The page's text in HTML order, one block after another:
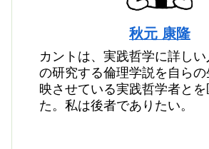
秋元 康隆
カントは、実践哲学に詳し
の研究する倫理学説を自らの
映させている実践哲学者とを
た。私は後者でありたい。